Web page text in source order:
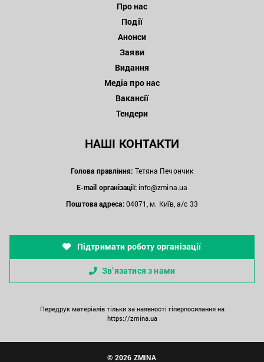
Про нас
Події
Анонси
Заяви
Видання
Медіа про нас
Вакансії
Тендери
НАШІ КОНТАКТИ
Голова правління: Тетяна Печончик
E-mail організації: info@zmina.ua
Поштова адреса:04071, м. Київ, а/с 33
Підтримати роботу організації
Зв’язатися з нами
Передрук матеріалів тільки за наявності гіперпосилання на
https://zmina.ua
© 2026 ZMINA